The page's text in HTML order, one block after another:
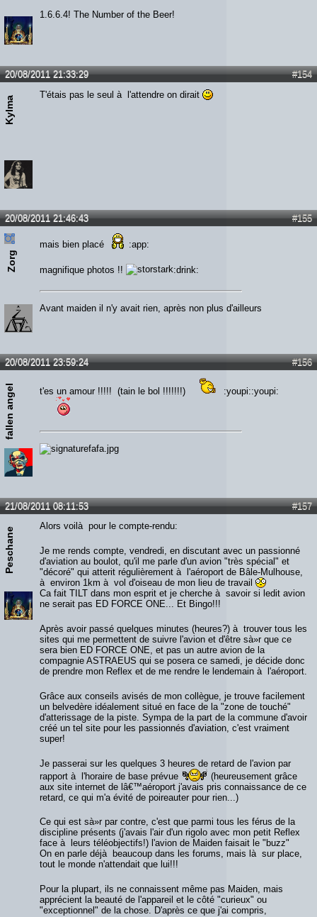
1.6.6.4! The Number of the Beer!
#154
20/08/2011 21:33:29
Kylma
T'étais pas le seul à l'attendre on dirait
#155
20/08/2011 21:46:43
Zorg
mais bien placé :app:
magnifique photos !! :drink:
Avant maiden il n'y avait rien, après non plus d'ailleurs
#156
20/08/2011 23:59:24
fallen angel t'es un amour !!!!! (tain le bol !!!!!!!) :youpi::youpi:
#157
21/08/2011 08:11:53
Peschane
Alors voilà pour le compte-rendu:
Je me rends compte, vendredi, en discutant avec un passionné
d'aviation au boulot, qu'il me parle d'un avion "très spécial" et
"décoré" qui atterit régulièrement à l'aéroport de Bâle-Mulhouse,
à environ 1km à vol d'oiseau de mon lieu de travail
Ca fait TILT dans mon esprit et je cherche à savoir si ledit avion
ne serait pas ED FORCE ONE... Et Bingo!!!
Après avoir passé quelques minutes (heures?) à trouver tous les
sites qui me permettent de suivre l'avion et d'être sà»r que ce
sera bien ED FORCE ONE, et pas un autre avion de la
compagnie ASTRAEUS qui se posera ce samedi, je décide donc
de prendre mon Reflex et de me rendre le lendemain à l'aéroport.
Grâce aux conseils avisés de mon collègue, je trouve facilement
un belvedère idéalement situé en face de la "zone de touché"
d'atterissage de la piste. Sympa de la part de la commune d'avoir
créé un tel site pour les passionnés d'aviation, c'est vraiment
super!
Je passerai sur les quelques 3 heures de retard de l'avion par
rapport à l'horaire de base prévue
(heureusement grâce
aux site internet de lâ€™aéroport j'avais pris connaissance de ce
retard, ce qui m'a évité de poireauter pour rien...)
Ce qui est sà»r par contre, c'est que parmi tous les férus de la
discipline présents (j'avais l'air d'un rigolo avec mon petit Reflex
face à leurs téléobjectifs!) l'avion de Maiden faisait le "buzz"
On en parle déjà beaucoup dans les forums, mais là sur place,
tout le monde n'attendait que lui!!!
Pour la plupart, ils ne connaissent même pas Maiden, mais
apprécient la beauté de l'appareil et le côté "curieux" ou
"exceptionnel" de la chose. D'après ce que j'ai compris,